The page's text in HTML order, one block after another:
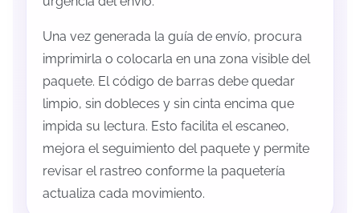
Una vez generada la guía de envío, procura
imprimirla o colocarla en una zona visible del
paquete. El código de barras debe quedar
limpio, sin dobleces y sin cinta encima que
impida su lectura. Esto facilita el escaneo,
mejora el seguimiento del paquete y permite
revisar el rastreo conforme la paquetería
actualiza cada movimiento.